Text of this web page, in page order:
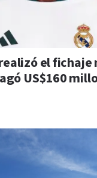
el fichaje
US$160